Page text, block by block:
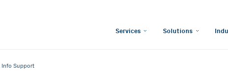
Services Solutions
Support